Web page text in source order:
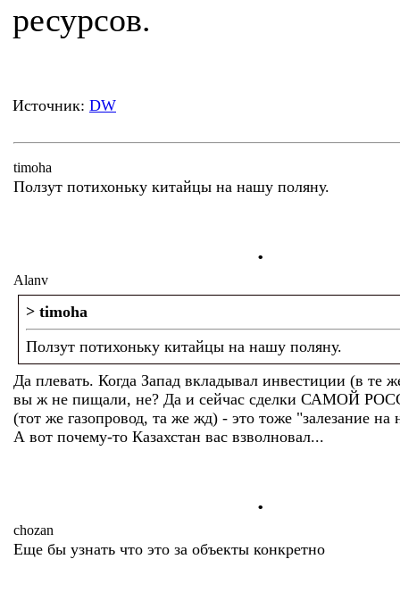
ресурсов.
Источник: DW
timoha
Ползут потихоньку китайцы на нашу поляну.
.
Alanv
> timoha
Ползут потихоньку китайцы на нашу поляну.
Да плевать. Когда Запад вкладывал инвестиции (в те
вы ж не пищали, не? Да и сейчас сделки САМОЙ
(тот же газопровод, та же жд) - это тоже "залезание на
А вот почему-то Казахстан вас взволновал...
.
chozan
Еще бы узнать что это за объекты конкретно